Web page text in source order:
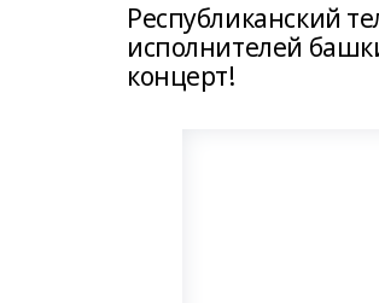
Республиканский
исполнителей
концерт!